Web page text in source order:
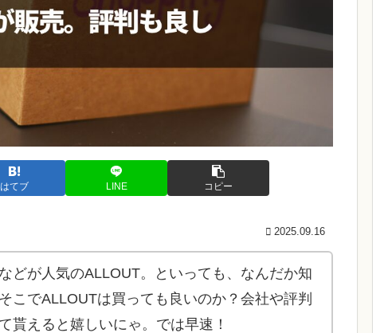
はてブ LINE コピー
2025.09.16
どが人気のALLOUT。といっても、なんだか知
こでALLOUTは買っても良いのか？会社や評判
貰えると嬉しいにゃ。では早速！